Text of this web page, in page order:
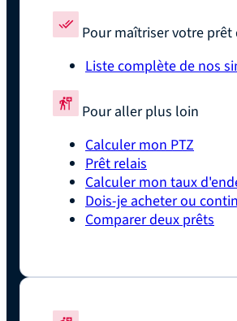
Pour maîtriser votre prêt
Liste complète de nos
Pour aller plus loin
Calculer mon PTZ
Prêt relais
Calculer mon taux
Dois-je acheter ou
Comparer deux prêts